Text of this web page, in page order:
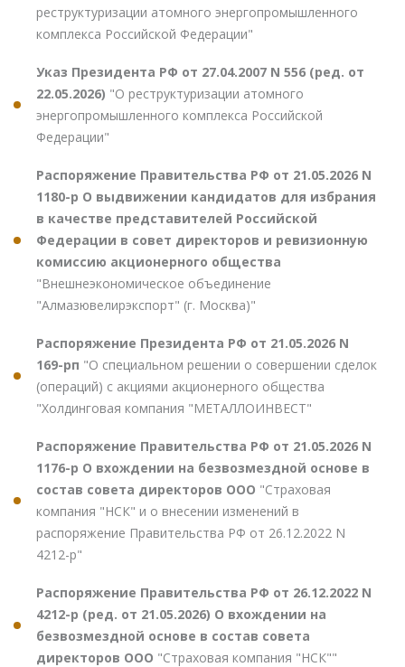
реструктуризации атомного энергопромышленного
комплекса Российской Федерации"
Указ Президента РФ от 27.04.2007 N 556 (ред. от
22.05.2026) "О реструктуризации атомного
энергопромышленного комплекса Российской
Федерации"
Распоряжение Правительства РФ от 21.05.2026 N
1180-р О выдвижении кандидатов для избрания
в качестве представителей Российской
Федерации в совет директоров и ревизионную
комиссию акционерного общества
"Внешнеэкономическое объединение
"Алмазювелирэкспорт" (г. Москва)"
Распоряжение Президента РФ от 21.05.2026 N
169-рп "О специальном решении о совершении сделок
(операций) с акциями акционерного общества
"Холдинговая компания "МЕТАЛЛОИНВЕСТ"
Распоряжение Правительства РФ от 21.05.2026 N
1176-р О вхождении на безвозмездной основе в
состав совета директоров ООО "Страховая
компания "НСК" и о внесении изменений в
распоряжение Правительства РФ от 26.12.2022 N
4212-р"
Распоряжение Правительства РФ от 26.12.2022 N
4212-р (ред. от 21.05.2026) О вхождении на
безвозмездной основе в состав совета
директоров ООО "Страховая компания "НСК""